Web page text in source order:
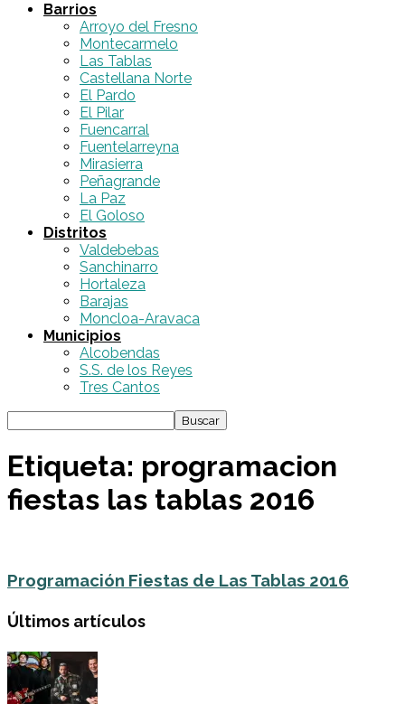
Barrios
Arroyo del Fresno
Montecarmelo
Las Tablas
Castellana Norte
El Pardo
El Pilar
Fuencarral
Fuentelarreyna
Mirasierra
Peñagrande
La Paz
El Goloso
Distritos
Valdebebas
Sanchinarro
Hortaleza
Barajas
Moncloa-Aravaca
Municipios
Alcobendas
S.S. de los Reyes
Tres Cantos
Etiqueta: programacion
fiestas las tablas 2016
Programación Fiestas de Las Tablas 2016
Últimos artículos